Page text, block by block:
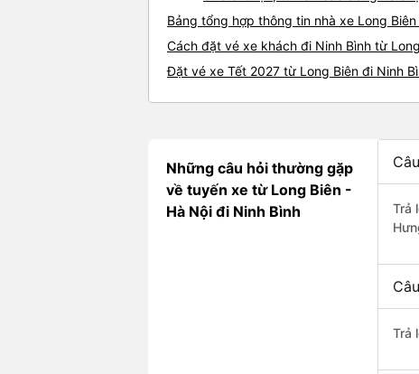
Bảng tổng hợp thông tin nhà xe Long
Cách đặt vé xe khách đi Ninh Bình từ
Đặt vé xe Tết 2027 từ Long Biên đi Ninh
Những câu hỏi thường gặp
về tuyến xe từ Long Biên -
Hà Nội đi Ninh Bình
Trả
Trả